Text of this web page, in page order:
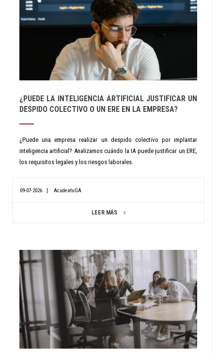
¿PUEDE LA INTELIGENCIA ARTIFICIAL JUSTIFICAR UN
DESPIDO COLECTIVO O UN ERE EN LA EMPRESA?
¿Puede una empresa realizar un despido colectivo por implantar
inteligencia artificial? Analizamos cuándo la IA puede justificar un ERE,
los requisitos legales y los riesgos laborales.
09-07-2026 AcudeatuGA
LEER MÁS